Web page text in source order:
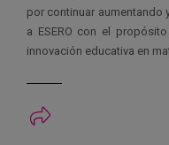
por continuar aumentando
a ESERO con el
innovación educativa en